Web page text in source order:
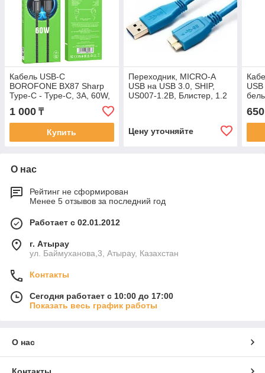
Кабель USB-C
BOROFONE BX87 Sharp
Type-C - Type-C, 3A, 60W,
1 м, черный
1 000 ₸
Купить
Переходник, MICRO-A
USB на USB 3.0, SHIP,
US007-1.2B, Блистер, 1.2
Цену уточняйте
650
О нас
Рейтинг не сформирован
Менее 5 отзывов за последний год
Работает с 02.01.2012
г. Атырау
ул. Баймуханова,3, Атырау, Казахстан
Контакты
Сегодня работает с 10:00 до 17:00
Показать весь график работы
О нас